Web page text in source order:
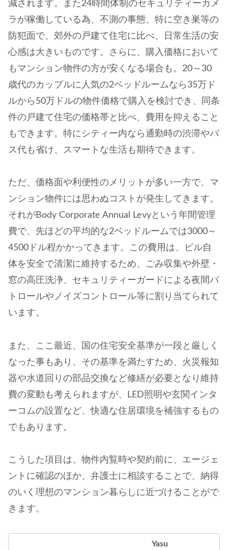
減されます。また24時間体制のセキュリティーカメ
ラが稼働している為、不測の事態、特に空き巣等の
防犯面で、郊外の戸建て住宅に比べ、日常生活の安
心感は大きいものです。さらに、購入価格において
もマンション物件の方が安くなる場合も。20～30
歳代のカップルに人気の2ベッドルームなら35万ド
ルから50万ドルの物件価格で購入を検討でき、同条
件の戸建て住宅の価格帯と比べ、費用を抑えること
もできます。特にシティー内なら通勤時の渋滞やバ
ス代も省け、スマートな生活も期待できます。
ただ、価格面や利便性のメリットが多い一方で、マ
ンション物件には思わぬコストが発生してきます。
それがBody Corporate Annual Levyという年間管理
費で、先ほどの平均的な2ベッドルームでは3000～
4500ドル程かかってきます。この費用は、ビル自
体を安全で清潔に維持するため、ごみ収集や外壁・
窓の高圧洗浄、セキュリティーガードによる夜間パ
トロールやノイズコントロール等に割り当てられて
います。
また、ここ最近、国の住宅安全基準が一段と厳しく
なった事もあり、その基準を満たすため、火災報知
器や水道回りの部品交換など修繕が必要となり維持
費の変動も考えられますが、LED照明や玄関インタ
ーコムの設置など、快適な住居環境を補強するもの
でもあります。
こうした項目は、物件内覧時や契約前に、エージェ
ントに確認のほか、弁護士に相談することで、納得
のいく理想のマンション暮らしに近づけることがで
きます。
Yasu